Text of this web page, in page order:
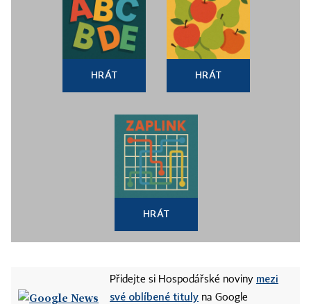
HRÁT HRÁT
HRÁT
Přidejte si Hospodářské noviny mezi
své oblíbené tituly na Google